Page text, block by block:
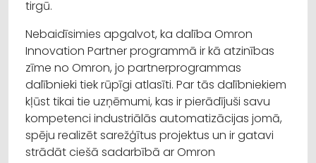
tirgū.
Nebaidīsimies apgalvot, ka dalība Omron
Innovation Partner programmā ir kā atzinības
zīme no Omron, jo partnerprogrammas
dalībnieki tiek rūpīgi atlasīti. Par tās dalībniekiem
kļūst tikai tie uzņēmumi, kas ir pierādījuši savu
kompetenci industriālās automatizācijas jomā,
spēju realizēt sarežģītus projektus un ir gatavi
strādāt ciešā sadarbībā ar Omron